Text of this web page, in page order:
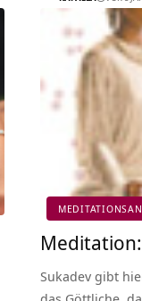
Sukadev gibt